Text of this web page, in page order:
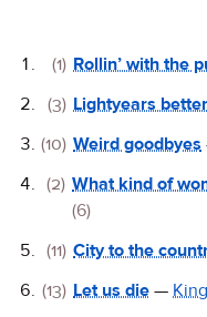
De
Verrukkelijke
15
(1) Rollin’ with the
(3) Lightyears better
(10) Weird goodbyes
(2) What kind of
(6)
(11) City to the
(13) Let us die —